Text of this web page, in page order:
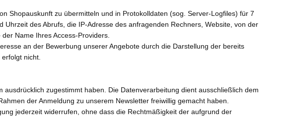
Shopauskunft zu übermitteln und in Protokolldaten (sog. Server-Logfiles) für 7
des Abrufs, die IP-Adresse des anfragenden Rechners, Website, von der
Name Ihres Access-Providers.
an der Bewerbung unserer Angebote durch die Darstellung der bereits
nicht.
zugestimmt haben. Die Datenverarbeitung dient ausschließlich dem
der Anmeldung zu unserem Newsletter freiwillig gemacht haben.
jederzeit widerrufen, ohne dass die Rechtmäßigkeit der aufgrund der